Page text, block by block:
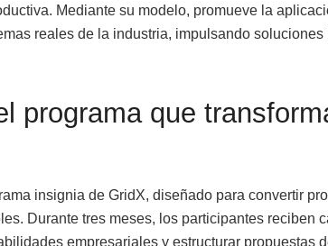
Mediante su modelo, promueve la
reales de la industria, impulsando soluciones
programa que
insignia de GridX, diseñado para convertir
Durante tres meses, los participantes reciben
empresariales y estructurar propuestas